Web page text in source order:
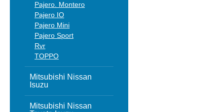
Pajero. Montero
Pajero IO
Pajero Mini
Pajero Sport
Rvr
TOPPO
Mitsubishi Nissan
Isuzu
Mitsubishi Nissan